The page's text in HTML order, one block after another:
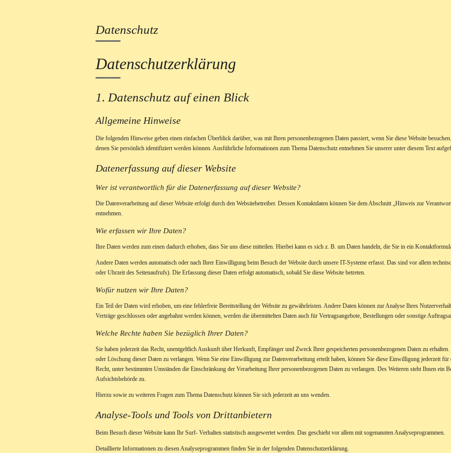
Datenschutz
Datenschutz­erklärung
1. Datenschutz auf einen Blick
Allgemeine Hinweise
Die folgenden Hinweise geben einen einfachen Überblick darüber, was mit Ihren personenbezogenen Daten passiert, wenn Sie diese Website
denen Sie persönlich identifiziert werden können. Ausführliche Informationen zum Thema Datenschutz entnehmen Sie unserer unter diesem Text
Datenerfassung auf dieser Website
Wer ist verantwortlich für die Datenerfassung auf dieser Website?
Die Datenverarbeitung auf dieser Website erfolgt durch den Websitebetreiber. Dessen Kontaktdaten können Sie dem Abschnitt „Hinweis zur
entnehmen.
Wie erfassen wir Ihre Daten?
Ihre Daten werden zum einen dadurch erhoben, dass Sie uns diese mitteilen. Hierbei kann es sich z. B. um Daten handeln, die Sie in ein
Andere Daten werden automatisch oder nach Ihrer Einwilligung beim Besuch der Website durch unsere IT-Systeme erfasst. Das sind vor allem
oder Uhrzeit des Seitenaufrufs). Die Erfassung dieser Daten erfolgt automatisch, sobald Sie diese Website betreten.
Wofür nutzen wir Ihre Daten?
Ein Teil der Daten wird erhoben, um eine fehlerfreie Bereitstellung der Website zu gewährleisten. Andere Daten können zur Analyse Ihres
Verträge geschlossen oder angebahnt werden können, werden die übermittelten Daten auch für Vertragsangebote, Bestellungen oder sonstige
Welche Rechte haben Sie bezüglich Ihrer Daten?
Sie haben jederzeit das Recht, unentgeltlich Auskunft über Herkunft, Empfänger und Zweck Ihrer gespeicherten personenbezogenen Daten zu
oder Löschung dieser Daten zu verlangen. Wenn Sie eine Einwilligung zur Datenverarbeitung erteilt haben, können Sie diese Einwilligung jederzeit
Recht, unter bestimmten Umständen die Einschränkung der Verarbeitung Ihrer personenbezogenen Daten zu verlangen. Des Weiteren steht Ihnen ein
Aufsichtsbehörde zu.
Hierzu sowie zu weiteren Fragen zum Thema Datenschutz können Sie sich jederzeit an uns wenden.
Analyse-Tools und Tools von Dritt­anbietern
Beim Besuch dieser Website kann Ihr Surf- Verhalten statistisch ausgewertet werden. Das geschieht vor allem mit sogenannten Analyseprogrammen.
Detaillierte Informationen zu diesen Analyseprogrammen finden Sie in der folgenden Datenschutzerklärung.